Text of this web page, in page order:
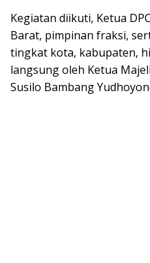
Kegiatan diikuti, Ketua
Barat, pimpinan fraksi,
tingkat kota, kabupaten,
langsung oleh Ketua
Susilo Bambang